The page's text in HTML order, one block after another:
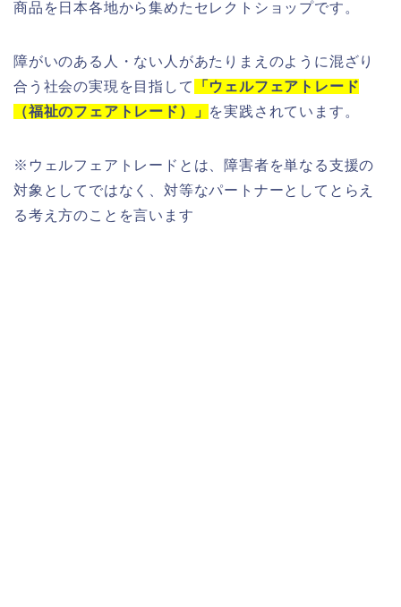
商品を日本各地から集めたセレクトショップです。
障がいのある人・ない人があたりまえのように混ざり
合う社会の実現を目指して
「ウェルフェアトレード
（福祉のフェアトレード）」 を実践されています。
※ウェルフェアトレードとは、障害者を単なる支援の
対象としてではなく、対等なパートナーとしてとらえ
る考え方のことを言います